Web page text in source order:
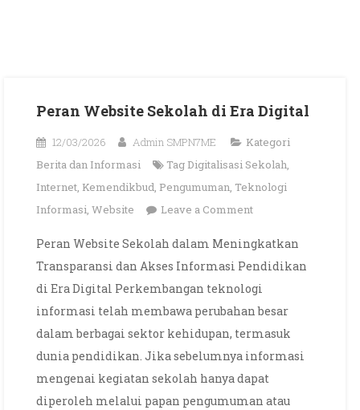
Peran Website Sekolah di Era Digital
12/03/2026 Admin SMPN7ME
Kategori
Berita dan Informasi
Tag Digitalisasi Sekolah,
Internet, Kemendikbud, Pengumuman, Teknologi
Informasi, Website Leave a Commenton
Website
Sekolah
di
Era
Digital
Peran Website Sekolah dalam Meningkatkan
Transparansi dan Akses Informasi Pendidikan
di Era Digital Perkembangan teknologi
informasi telah membawa perubahan besar
dalam berbagai sektor kehidupan, termasuk
dunia pendidikan. Jika sebelumnya informasi
mengenai kegiatan sekolah hanya dapat
diperoleh melalui papan pengumuman atau